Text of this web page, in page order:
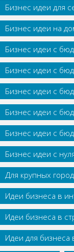
Бизнес идеи для
Бизнес идеи на
Бизнес идеи с
Бизнес идеи с
Бизнес идеи с
Бизнес идеи с
Бизнес идеи с
Бизнес идеи с
Для крупных
Идеи бизнеса в
Идеи бизнеса в
Идеи для бизнеса